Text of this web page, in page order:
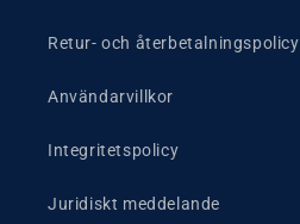
Retur- och återbetalningspolicy
Användarvillkor
Integritetspolicy
Juridiskt meddelande